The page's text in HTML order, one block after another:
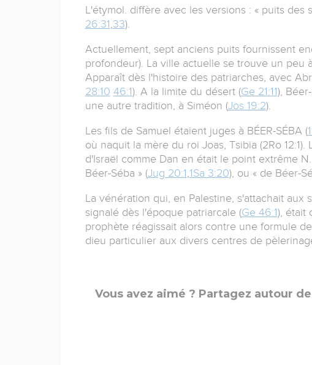
L'étymol. diffère avec les versions : « puits des
26:31 33).
Actuellement, sept anciens puits fournissent
profondeur). La ville actuelle se trouve un peu
Apparaît dès l'histoire des patriarches, avec
28:10 46:1). A la limite du désert (Ge 21:11),
une autre tradition, à Siméon (Jos 19:2).
Les fils de Samuel étaient juges à BÉER-SÉBA (
où naquit la mère du roi Joas, Tsibia (2Ro
d'Israël comme Dan en était le point extrême
Béer-Séba » (Jug 20:1 1Sa 3:20), ou « de Béer-
La vénération qui, en Palestine, s'attachait
signalé dès l'époque patriarcale (Ge 46:1), était
prophète réagissait alors contre une formule
dieu particulier aux divers centres de
Vous avez aimé ? Partagez autour